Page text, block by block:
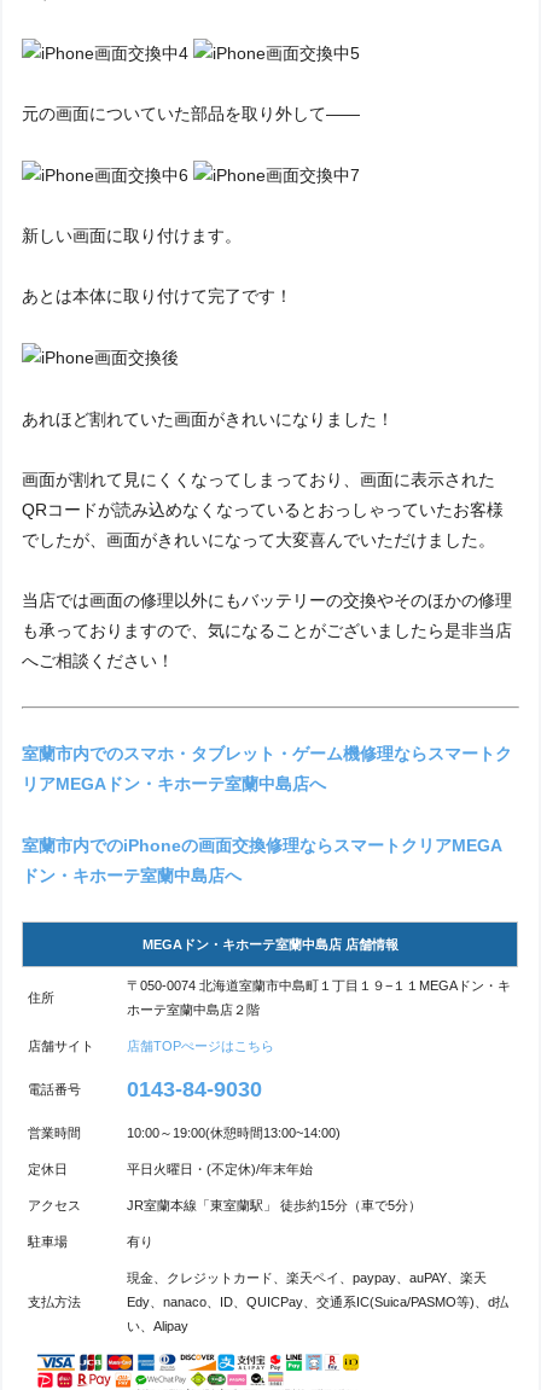
元の画面についていた部品を取り外して――
新しい画面に取り付けます。
あとは本体に取り付けて完了です！
あれほど割れていた画面がきれいになりました！
画面が割れて見にくくなってしまっており、画面に表示された
QRコードが読み込めなくなっているとおっしゃっていたお客様
でしたが、画面がきれいになって大変喜んでいただけました。
当店では画面の修理以外にもバッテリーの交換やそのほかの修理
も承っておりますので、気になることがございましたら是非当店
へご相談ください！
室蘭市内でのスマホ・タブレット・ゲーム機修理ならスマートク
リアMEGAドン・キホーテ室蘭中島店へ
室蘭市内でのiPhoneの画面交換修理ならスマートクリアMEGA
ドン・キホーテ室蘭中島店へ
MEGAドン・キホーテ室蘭中島店 店舗情報
住所
〒050-0074 北海道室蘭市中島町１丁目１９−１１MEGAドン・キ
ホーテ室蘭中島店２階
店舗サイト 店舗TOPぺージはこちら
電話番号 0143-84-9030
営業時間 10:00～19:00(休憩時間13:00~14:00)
定休日 平日火曜日・(不定休)/年末年始
アクセス JR室蘭本線「東室蘭駅」 徒歩約15分（車で5分）
駐車場 有り
支払方法
現金、クレジットカード、楽天ペイ、paypay、auPAY、楽天
Edy、nanaco、ID、QUICPay、交通系IC(Suica/PASMO等)、d払
い、Alipay